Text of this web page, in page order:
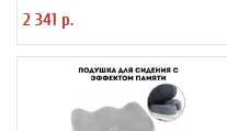
2 341 р.